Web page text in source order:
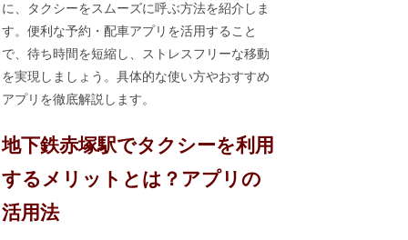
に、タクシーをスムーズに呼ぶ方法を紹介しま
す。便利な予約・配車アプリを活用すること
で、待ち時間を短縮し、ストレスフリーな移動
を実現しましょう。具体的な使い方やおすすめ
アプリを徹底解説します。
地下鉄赤塚駅でタクシーを利用
するメリットとは？アプリの
活用法